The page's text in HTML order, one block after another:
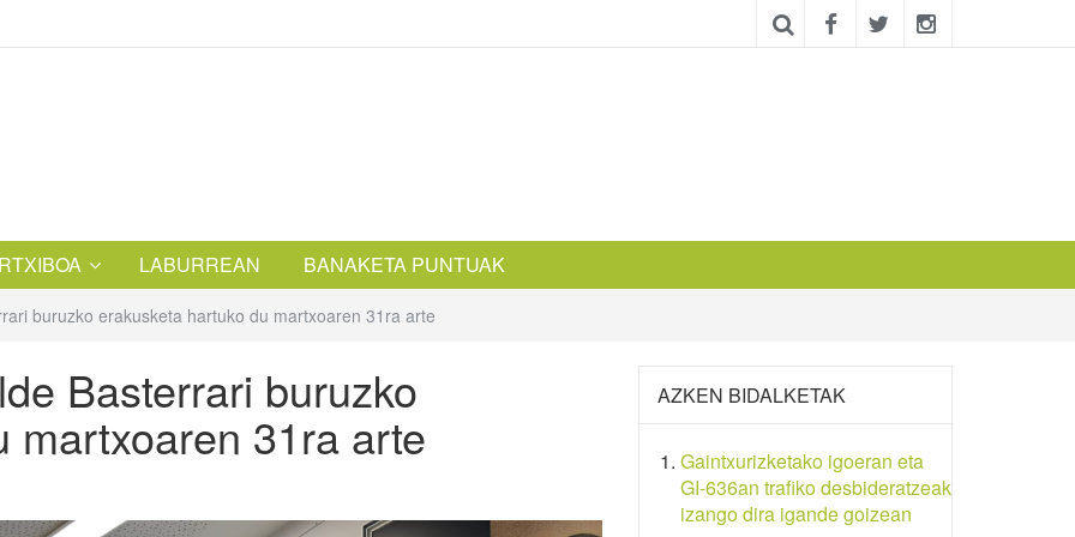
LABURREAN BANAKETA PUNTUAK
buruzko erakusketa hartuko du martxoaren 31ra arte
Basterrari buruzko
martxoaren 31ra arte
AZKEN BIDALKETAK
Gaintxurizketako igoeran eta
GI-636an trafiko desbideratzeak
izango dira igande goizean